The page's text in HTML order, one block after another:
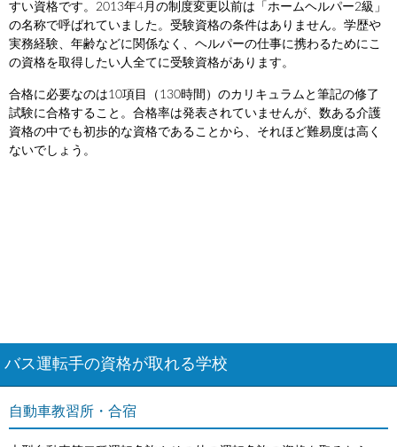
すい資格です。2013年4月の制度変更以前は「ホームヘルパー2級」
の名称で呼ばれていました。受験資格の条件はありません。学歴や
実務経験、年齢などに関係なく、ヘルパーの仕事に携わるためにこ
の資格を取得したい人全てに受験資格があります。
合格に必要なのは10項目（130時間）のカリキュラムと筆記の修了
試験に合格すること。合格率は発表されていませんが、数ある介護
資格の中でも初歩的な資格であることから、それほど難易度は高く
ないでしょう。
バス運転手の資格が取れる学校
自動車教習所・合宿